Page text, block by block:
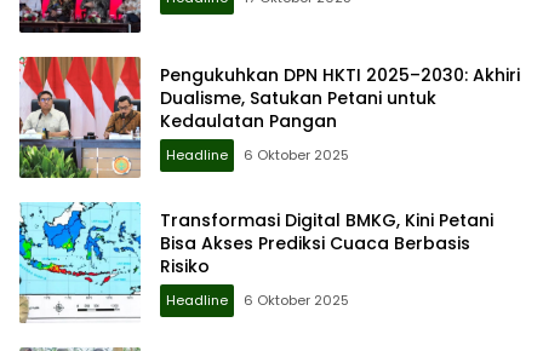
Pengukuhkan DPN HKTI 2025–2030: Akhiri
Dualisme, Satukan Petani untuk
Kedaulatan Pangan
Headline 6 Oktober 2025
Transformasi Digital BMKG, Kini Petani
Bisa Akses Prediksi Cuaca Berbasis
Risiko
Headline 6 Oktober 2025